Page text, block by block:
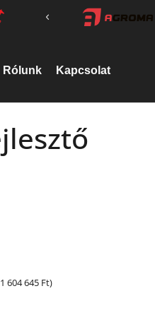
Rólunk Kapcsolat
1 604 645 Ft)